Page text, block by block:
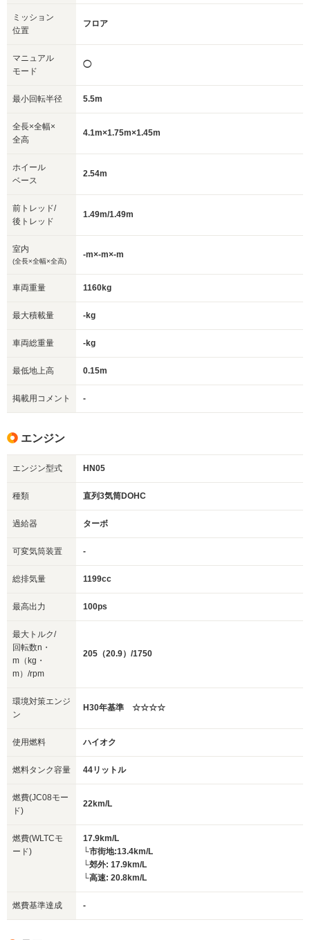
ミッション
位置
フロア
マニュアル
モード
◯
最小回転半径 5.5m
全長×全幅×
全高
4.1m×1.75m×1.45m
ホイール
ベース
2.54m
前トレッド/
後トレッド
1.49m/1.49m
室内
(全長×全幅×全高)
-m×-m×-m
車両重量 1160kg
最大積載量 -kg
車両総重量 -kg
最低地上高 0.15m
掲載用コメント -
エンジン
エンジン型式 HN05
種類 直列3気筒DOHC
過給器 ターボ
可変気筒装置 -
総排気量 1199cc
最高出力 100ps
最大トルク/
回転数n・
m（kg・
m）/rpm
205（20.9）/1750
環境対策エンジ
ン
H30年基準 ☆☆☆☆
使用燃料 ハイオク
燃料タンク容量 44リットル
燃費(JC08モー
ド)
22km/L
燃費(WLTCモ
ード)
17.9km/L
└市街地:13.4km/L
└郊外: 17.9km/L
└高速: 20.8km/L
燃費基準達成 -